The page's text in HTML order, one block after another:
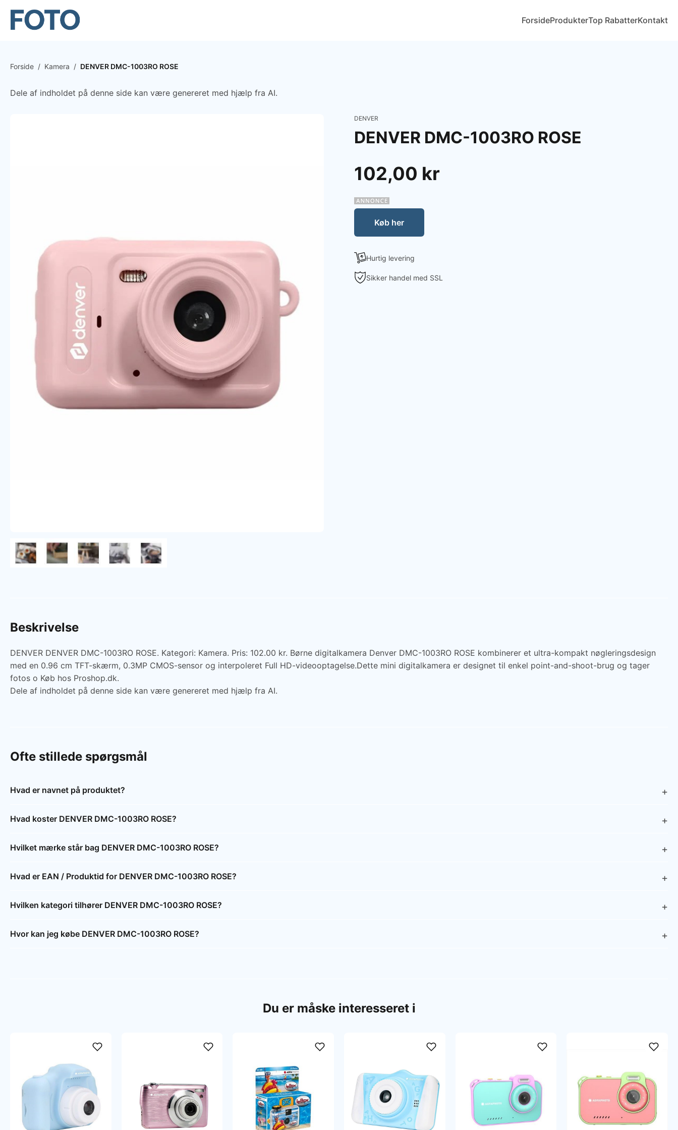
ForsideProdukterTop RabatterKontakt
Forside / Kamera / DENVER DMC-1003RO ROSE
Dele af indholdet på denne side kan være genereret med hjælp fra AI.
DENVER
DENVER DMC-1003RO ROSE
102,00 kr
Køb her
Hurtig levering
Sikker handel med SSL
Beskrivelse
DENVER DENVER DMC-1003RO ROSE. Kategori: Kamera. Pris: 102.00 kr. Børne digitalkamera Denver DMC-1003RO ROSE kombinerer et ultra-kompakt nøgleringsdesign
med en 0.96 cm TFT-skærm, 0.3MP CMOS-sensor og interpoleret Full HD-videooptagelse.Dette mini digitalkamera er designet til enkel point-and-shoot-brug og tager
fotos o Køb hos Proshop.dk.
Dele af indholdet på denne side kan være genereret med hjælp fra AI.
Ofte stillede spørgsmål
Hvad er navnet på produktet?
Hvad koster DENVER DMC-1003RO ROSE?
Hvilket mærke står bag DENVER DMC-1003RO ROSE?
Hvad er EAN / Produktid for DENVER DMC-1003RO ROSE?
Hvilken kategori tilhører DENVER DMC-1003RO ROSE?
Hvor kan jeg købe DENVER DMC-1003RO ROSE?
Du er måske interesseret i